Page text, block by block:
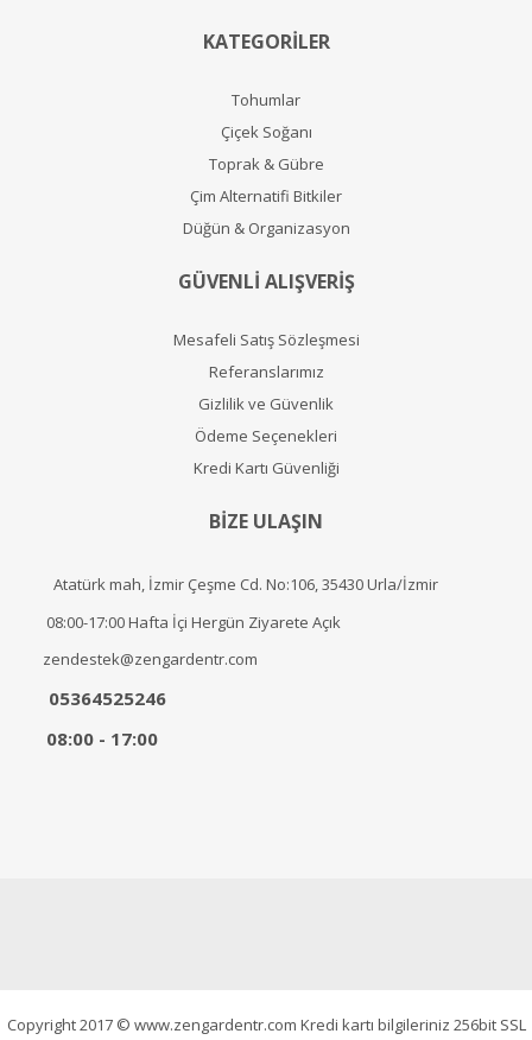
KATEGORİLER
Tohumlar
Çiçek Soğanı
Toprak & Gübre
Çim Alternatifi Bitkiler
Düğün & Organizasyon
GÜVENLİ ALIŞVERİŞ
Mesafeli Satış Sözleşmesi
Referanslarımız
Gizlilik ve Güvenlik
Ödeme Seçenekleri
Kredi Kartı Güvenliği
BİZE ULAŞIN
Atatürk mah, İzmir Çeşme Cd. No:106, 35430 Urla/İzmir
08:00-17:00 Hafta İçi Hergün Ziyarete Açık
zendestek@zengardentr.com
05364525246
08:00 - 17:00
Copyright 2017 © www.zengardentr.com Kredi kartı bilgileriniz 256bit SSL